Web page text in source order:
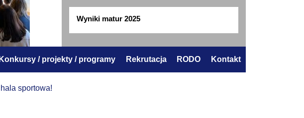
Wyniki matur 2025
Konkursy / projekty / programy Rekrutacja RODO Kontakt
sportowa!